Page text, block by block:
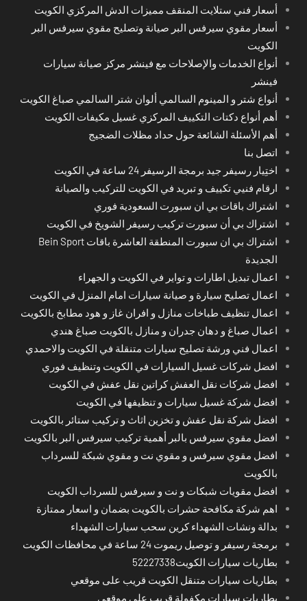
أسعار فني ستلايت المنقف مميزات الدش المركزي الكويت
أسعار مقوي سيرفس البر صيانة وتصليح مقوي سيرفس البر
الكويت
أنواع الخدمات والإصلاحات مع فينشر مركز صيانة سيارات
فينشر
أنواع شتر و المينوم السالمي ألوان شتر السالمي صباغ الكويت
أهم أنواع دكتات التكييف المركزي غسيل مكيفات الكويت
أهم الأسئلة الشائعة حول حداد مظلات الضجيج
اتصل بنا
اختِيار رسيفر جيد برمجة الرسيفر 24 ساعة في الكويت
ارقام فنيي تكييف و تبريد في الكويت للتركيب والصيانة
اشتراك باقات بي ان سبورت السعودية فوري
اشتراك بي أن سبورت تركيب رسيفر الشويخ في الكويت
اشتراك بي ان سبورت المنطقة العاشرة باقات Bein Sport
الجديدة
اعمال تبديل اطارات و تواير في الكويت و الجهراء
اعمال تصليح سيارة و صيانة سيارات امام المنزل في الكويت
اعمال تنظيف طباخات منازل و افران غاز و هود مطابخ بالكويت
اعمال صباغ و دهان جدران و منازل بالكويت صباغ هندي
اعمال فني ورشة تصليح سيارات متنقلة في الكويت والاحمدي
افضل شركات غسيل السيارات في الكويت وتنظيف فوري
افضل شركات نقل العفش كراتين نقل عفش في الكويت
افضل شركة غسيل سيارات و تنظيفها في الكويت
افضل شركة نقل عفش و تخزين اثاث و تركيب ستائر بالكويت
افضل مقوي سيرفس بالبر أهمية تركيب سيرفس البر بالكويت
افضل مقوي سيرفس و مقوي نت و مقوي شبكة للسرداب
بالكويت
افضل مقويات شبكات و نت و سيرفس للسرداب الكويت
اهم شركة مكافحة حشرات بالكويت بضمان و اسعار ممتازة
بدالة ونشات الشهداء كرين سحب سيارات الشهداء
برمجة رسيفر و توصيل ريموت 24 ساعة في محافظات الكويت
بطاريات سيارات الكويت52227338
بطاريات سيارات متنقل الكويت قريب على موقعي
بطاريات سيارات مكفولة قريب على موقعي